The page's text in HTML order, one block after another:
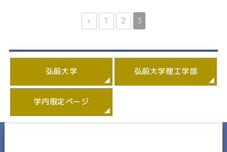
« 1 2 3
弘前大学 弘前大学理工学部
学内限定ページ